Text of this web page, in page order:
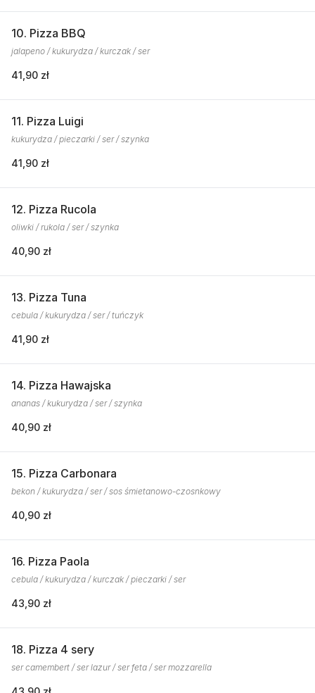
10. Pizza BBQ
jalapeno / kukurydza / kurczak / ser
41,90 zł
11. Pizza Luigi
kukurydza / pieczarki / ser / szynka
41,90 zł
12. Pizza Rucola
oliwki / rukola / ser / szynka
40,90 zł
13. Pizza Tuna
cebula / kukurydza / ser / tuńczyk
41,90 zł
14. Pizza Hawajska
ananas / kukurydza / ser / szynka
40,90 zł
15. Pizza Carbonara
bekon / kukurydza / ser / sos śmietanowo-czosnkowy
40,90 zł
16. Pizza Paola
cebula / kukurydza / kurczak / pieczarki / ser
43,90 zł
18. Pizza 4 sery
ser camembert / ser lazur / ser feta / ser mozzarella